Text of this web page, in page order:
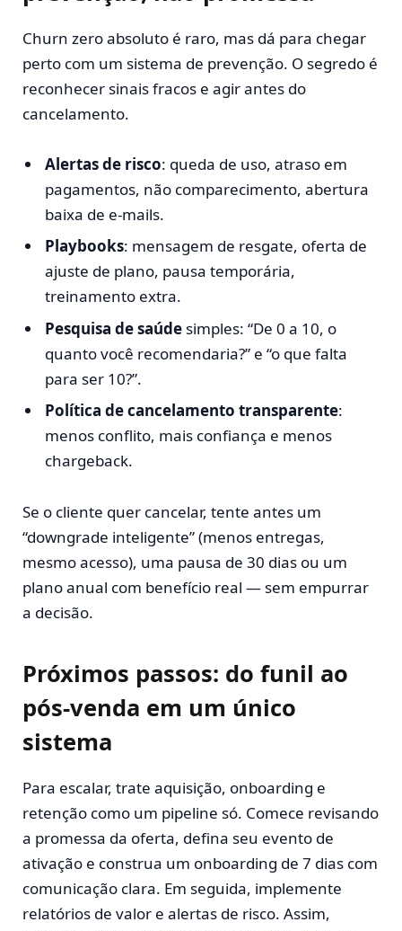
Churn zero absoluto é raro, mas dá para chegar
perto com um sistema de prevenção. O segredo é
reconhecer sinais fracos e agir antes do
cancelamento.
Alertas de risco: queda de uso, atraso em
pagamentos, não comparecimento, abertura
baixa de e-mails.
Playbooks: mensagem de resgate, oferta de
ajuste de plano, pausa temporária,
treinamento extra.
Pesquisa de saúde simples: “De 0 a 10, o
quanto você recomendaria?” e “o que falta
para ser 10?”.
Política de cancelamento transparente:
menos conflito, mais confiança e menos
chargeback.
Se o cliente quer cancelar, tente antes um
“downgrade inteligente” (menos entregas,
mesmo acesso), uma pausa de 30 dias ou um
plano anual com benefício real — sem empurrar
a decisão.
Próximos passos: do funil ao
pós-venda em um único
sistema
Para escalar, trate aquisição, onboarding e
retenção como um pipeline só. Comece revisando
a promessa da oferta, defina seu evento de
ativação e construa um onboarding de 7 dias com
comunicação clara. Em seguida, implemente
relatórios de valor e alertas de risco. Assim,